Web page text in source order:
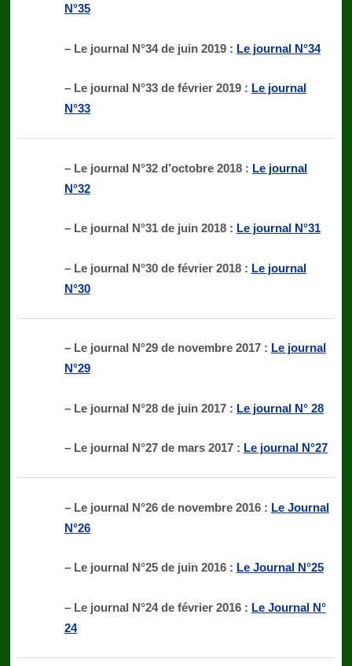
N°35
– Le journal N°34 de juin 2019 : Le journal N°34
– Le journal N°33 de février 2019 : Le journal
N°33
– Le journal N°32 d’octobre 2018 : Le journal
N°32
– Le journal N°31 de juin 2018 : Le journal N°31
– Le journal N°30 de février 2018 : Le journal
N°30
– Le journal N°29 de novembre 2017 : Le journal
N°29
– Le journal N°28 de juin 2017 : Le journal N° 28
– Le journal N°27 de mars 2017 : Le journal N°27
– Le journal N°26 de novembre 2016 : Le Journal
N°26
– Le journal N°25 de juin 2016 : Le Journal N°25
– Le journal N°24 de février 2016 : Le Journal N°
24